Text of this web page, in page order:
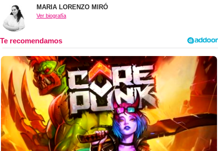
MARIA LORENZO MIRÓ
Ver biografía